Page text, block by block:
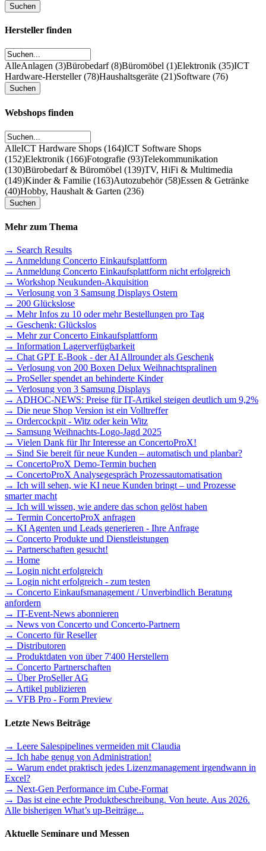
Hersteller finden
AlleAnlagen (3)Bürobedarf (8)Büromöbel (1)Elektronik (35)ICT
Hardware-Hersteller (78)Haushaltsgeräte (21)Software (76)
Webshops finden
AlleICT Hardware Shops (164)ICT Software Shops
(152)Elektronik (166)Fotografie (93)Telekommunikation
(130)Bürobedarf & Büromöbel (139)TV, HiFi & Multimedia
(149)Kinder & Familie (163)Autozubehör (58)Essen & Getränke
(40)Hobby, Haushalt & Garten (236)
Mehr zum Thema
→ Search Results
→ Anmeldung Concerto Einkaufsplattform
→ Anmeldung Concerto Einkaufsplattform nicht erfolgreich
→ Workshop Neukunden-Akquisition
→ Verlosung von 3 Samsung Displays Ostern
→ 200 Glückslose
→ Mehr Infos zu 10 oder mehr Bestellungen pro Tag
→ Geschenk: Glückslos
→ Mehr zur Concerto Einkaufsplattform
→ Information Lagerverfügbarkeit
→ Chat GPT E-Book - der AI Allrounder als Geschenk
→ Verlosung von 200 Boxen Delux Weihnachtspralinen
→ ProSeller spendet an behinderte Kinder
→ Verlosung von 3 Samsung Displays
→ ADHOC-NEWS: Preise für IT-Artikel steigen deutlich um 9,2%
→ Die neue Shop Version ist ein Volltreffer
→ Ordercockpit - Witz oder kein Witz
→ Samsung Weihnachts-Logo-Jagd 2025
→ Vielen Dank für Ihr Interesse an ConcertoProX!
→ Sind Sie bereit für neue Kunden – automatisch und planbar?
→ ConcertoProX Demo-Termin buchen
→ ConcertoProX Analysegespräch Prozessautomatisation
→ Ich will sehen, wie KI neue Kunden bringt – und Prozesse
smarter macht
→ Ich will wissen, wie andere das schon gelöst haben
→ Termin ConcertoProX anfragen
→ KI Agenten und Leads generieren - Ihre Anfrage
→ Concerto Produkte und Dienstleistungen
→ Partnerschaften gesucht!
→ Home
→ Login nicht erfolgreich
→ Login nicht erfolgreich - zum testen
→ Concerto Einkaufsmanagement / Unverbindlich Beratung
anfordern
→ IT-Event-News abonnieren
→ News von Concerto und Concerto-Partnern
→ Concerto für Reseller
→ Distributoren
→ Produktdaten von über 7'400 Herstellern
→ Concerto Partnerschaften
→ Über ProSeller AG
→ Artikel publizieren
→ VFB Pro - Form Preview
Letzte News Beiträge
→ Leere Salespipelines vermeiden mit Claudia
→ Ich habe genug von Administration!
→ Warum endet praktisch jedes Lizenzmanagement irgendwann in
Excel?
→ Next-Gen Performance im Cube-Format
→ Das ist eine echte Produktbeschreibung. Von heute. Aus 2026.
Alle bisherigen What’s up-Beiträge...
Aktuelle Seminare und Messen